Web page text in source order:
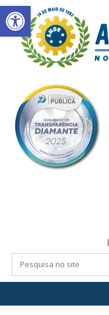
Abrir a barra de
Skip
to
content